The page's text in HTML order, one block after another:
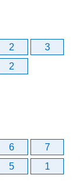
2
3
2
6
7
5
1